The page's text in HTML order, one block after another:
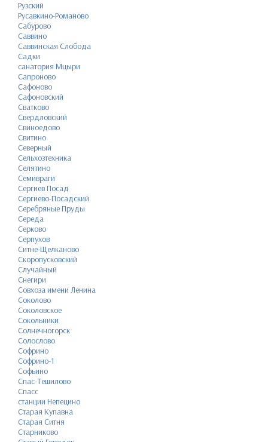
Рузский
Русавкино-Романово
Сабурово
Саввино
Саввинская Слобода
Садки
санатория Мцыри
Сапроново
Сафоново
Сафоновский
Сватково
Свердловский
Свиноедово
Свитино
Северный
Сельхозтехника
Селятино
Семивраги
Сергиев Посад
Сергиево-Посадский
Серебряные Пруды
Середа
Серково
Серпухов
Ситне-Щелканово
Скоропусковский
Случайный
Снегири
Совхоза имени Ленина
Соколово
Соколовское
Сокольники
Солнечногорск
Солослово
Софрино
Софрино-1
Софьино
Спас-Тешилово
Спасс
станции Непецино
Старая Купавна
Старая Ситня
Старниково